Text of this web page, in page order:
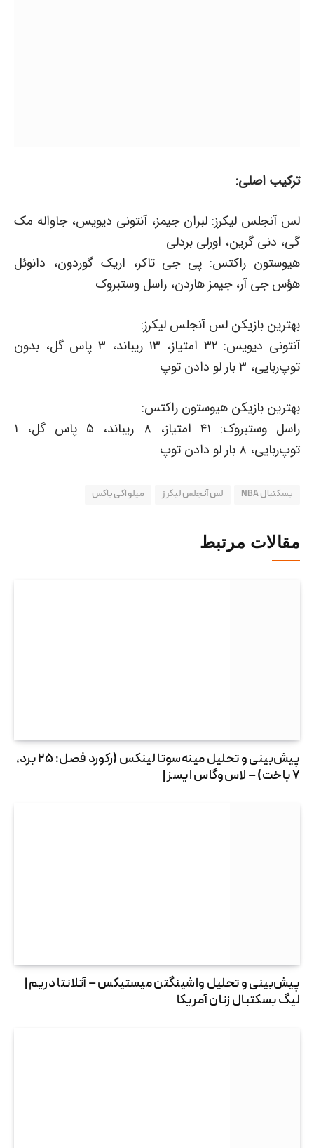
ترکیب اصلی:
لس آنجلس لیکرز: لبران جیمز، آنتونی دیویس، جاواله مک
گی، دنی گرین، اورلی بردلی
هیوستون راکتس: پی جی تاکر، اریک گوردون، دانوئل
هؤس جی آر، جیمز هاردن، راسل وستبروک
بهترین بازیکن لس آنجلس لیکرز:
آنتونی دیویس: ۳۲ امتیاز، ۱۳ ریباند، ۳ پاس گل، بدون
توپ‌ربایی، ۳ بار لو دادن توپ
بهترین بازیکن هیوستون راکتس:
راسل وستبروک: ۴۱ امتیاز، ۸ ریباند، ۵ پاس گل، ۱
توپ‌ربایی، ۸ بار لو دادن توپ
بسکتبال NBA لس‌ آنجلس لیکرز میلواکی باکس
مقالات مرتبط
پیش‌بینی و تحلیل مینه‌سوتا لینکس (رکورد فصل: ۲۵ برد،
۷ باخت) – لاس‌وگاس ایسز |
پیش‌بینی و تحلیل واشینگتن میستیکس – آتلانتا دریم |
لیگ بسکتبال زنان آمریکا